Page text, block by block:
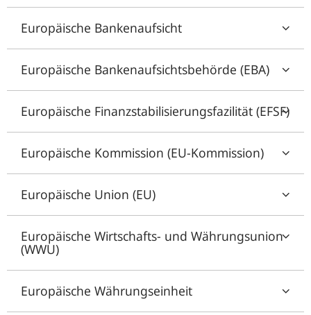
Europäische Bankenaufsicht
Europäische Bankenaufsichtsbehörde (EBA)
Europäische Finanzstabilisierungsfazilität (EFSF)
Europäische Kommission (EU-Kommission)
Europäische Union (EU)
Europäische Wirtschafts- und Währungsunion
(WWU)
Europäische Währungseinheit